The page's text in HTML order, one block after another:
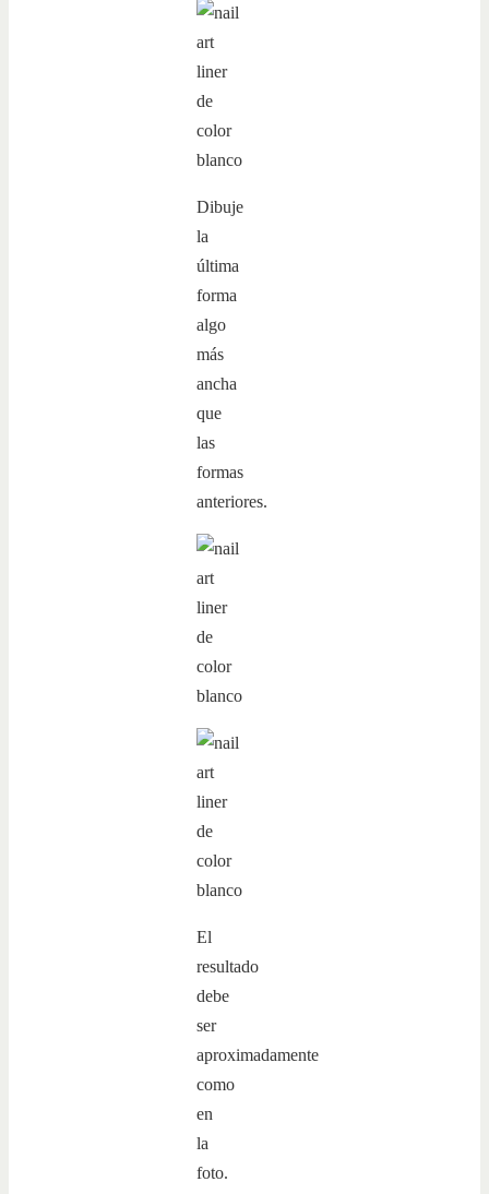
Dibuje
la
última
forma
algo
más
ancha
que
las
formas
anteriores.
El
resultado
debe
ser
aproximadamente
como
en
la
foto.